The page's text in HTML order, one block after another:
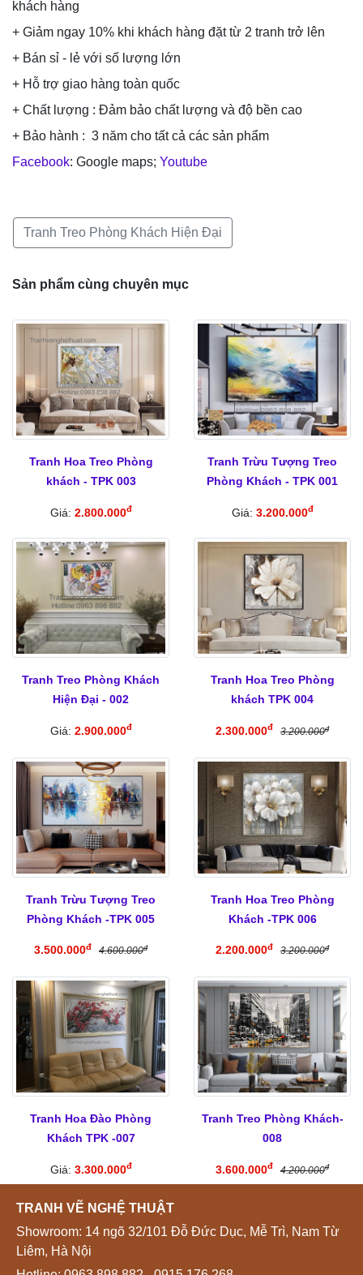
khách hàng
+ Giảm ngay 10% khi khách hàng đặt từ 2 tranh trở lên
+ Bán sỉ - lẻ với số lượng lớn
+ Hỗ trợ giao hàng toàn quốc
+ Chất lượng : Đảm bảo chất lượng và độ bền cao
+ Bảo hành : 3 năm cho tất cả các sản phẩm
Facebook: Google maps; Youtube
Tranh Treo Phòng Khách Hiện Đại
Sản phẩm cùng chuyên mục
Tranh Hoa Treo Phòng
khách - TPK 003
Giá: 2.800.000đ
Tranh Trừu Tượng Treo
Phòng Khách - TPK 001
Giá: 3.200.000đ
Tranh Treo Phòng Khách
Hiện Đại - 002
Giá: 2.900.000đ
Tranh Hoa Treo Phòng
khách TPK 004
2.300.000đ 3.200.000đ
Tranh Trừu Tượng Treo
Phòng Khách -TPK 005
3.500.000đ 4.600.000đ
Tranh Hoa Treo Phòng
Khách -TPK 006
2.200.000đ 3.200.000đ
Tranh Hoa Đào Phòng
Khách TPK -007
Giá: 3.300.000đ
Tranh Treo Phòng Khách-
008
3.600.000đ 4.200.000đ
TRANH VẼ NGHỆ THUẬT
Showroom: 14 ngõ 32/101 Đỗ Đức Dục, Mễ Trì, Nam Từ
Liêm, Hà Nội